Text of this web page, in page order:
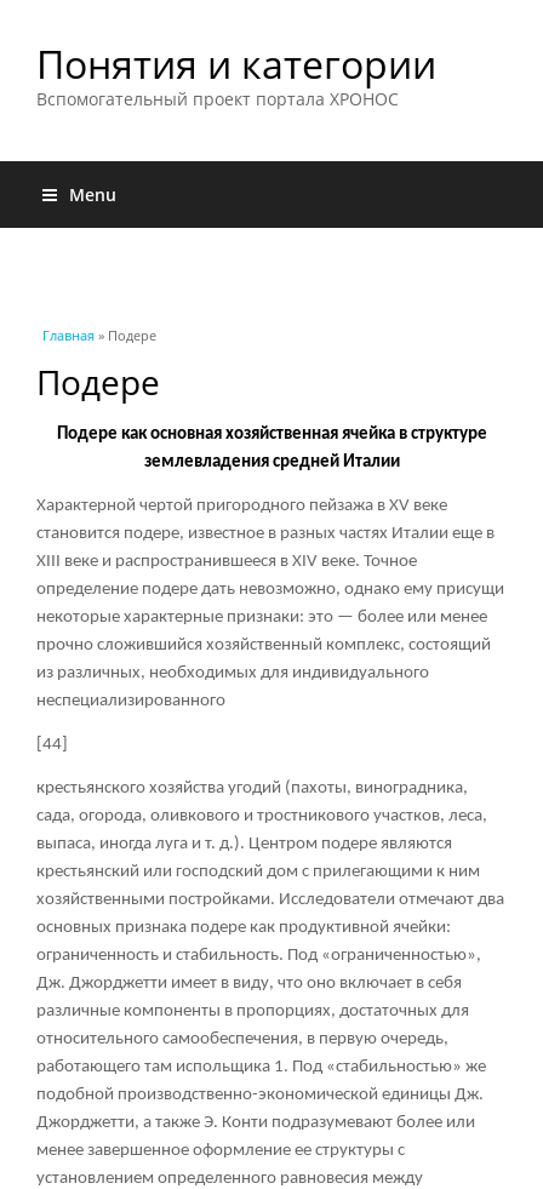
Понятия и категории
Вспомогательный проект портала ХРОНОС
Menu
Вы здесь
Главная » Подере
Подере
Подере как основная хозяйственная ячейка в структуре
землевладения средней Италии
Характерной чертой пригородного пейзажа в XV веке
становится подере, известное в разных частях Италии еще в
XIII веке и распространившееся в XIV веке. Точное
определение подере дать невозможно, однако ему присущи
некоторые характерные признаки: это — более или менее
прочно сложившийся хозяйственный комплекс, состоящий
из различных, необходимых для индивидуального
неспециализированного
[44]
крестьянского хозяйства угодий (пахоты, виноградника,
сада, огорода, оливкового и тростникового участков, леса,
выпаса, иногда луга и т. д.). Центром подере являются
крестьянский или господский дом с прилегающими к ним
хозяйственными постройками. Исследователи отмечают два
основных признака подере как продуктивной ячейки:
ограниченность и стабильность. Под «ограниченностью»,
Дж. Джорджетти имеет в виду, что оно включает в себя
различные компоненты в пропорциях, достаточных для
относительного самообеспечения, в первую очередь,
работающего там испольщика 1. Под «стабильностью» же
подобной производственно-экономической единицы Дж.
Джорджетти, а также Э. Конти подразумевают более или
менее завершенное оформление ее структуры с
установлением определенного равновесия между